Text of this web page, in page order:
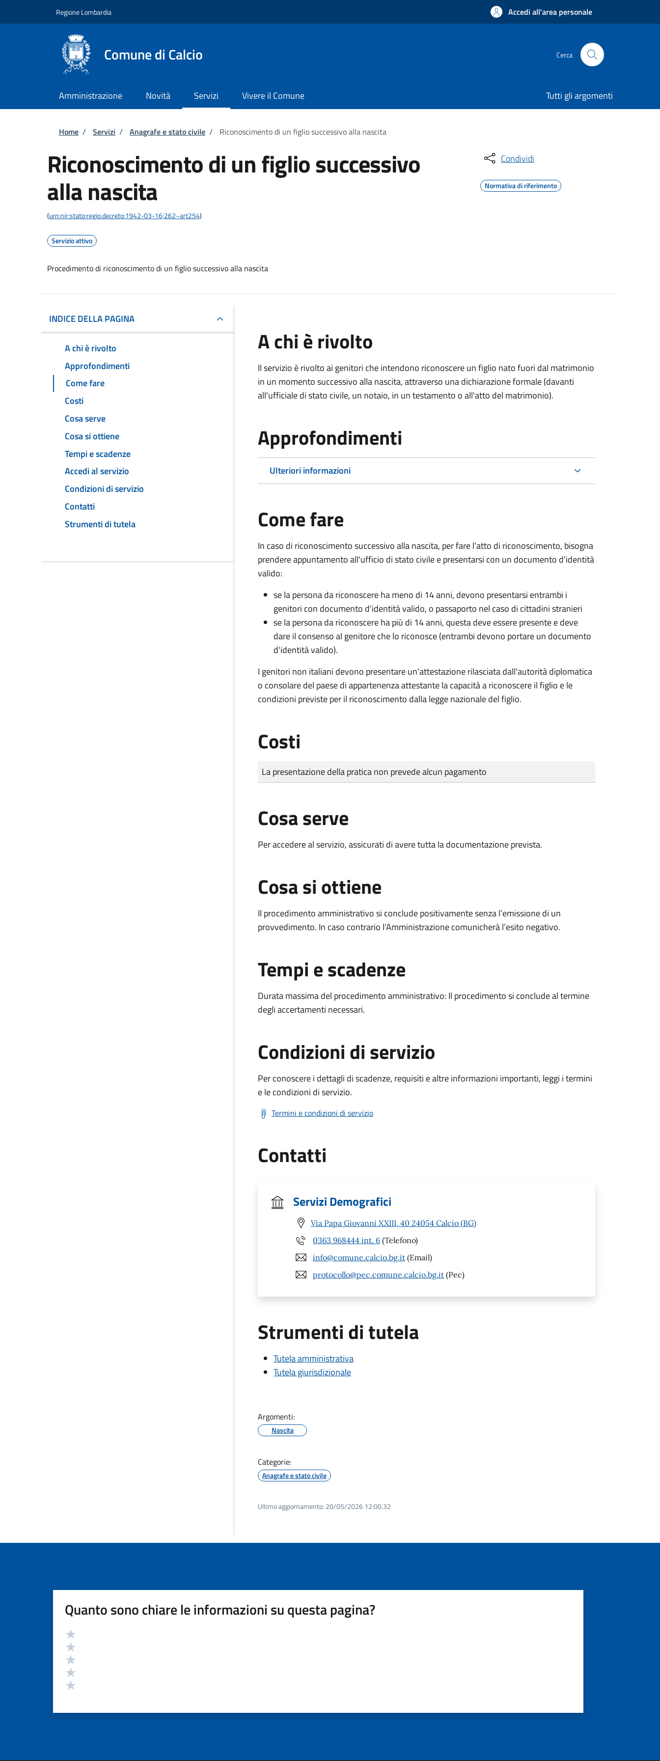
Regione Lombardia Accedi all'area personale
Comune di Calcio Cerca
Amministrazione Novità Servizi Vivere il Comune Tutti gli argomenti
Briciole di pane
Home / Servizi / Anagrafe e stato civile / Riconoscimento di un figlio successivo alla nascita
Riconoscimento di un figlio successivo
alla nascita
(urn:nir:stato:regio.decreto:1942-03-16;262~art254)
Servizio attivo
Procedimento di riconoscimento di un figlio successivo alla nascita
Condividi
Normativa di riferimento
INDICE DELLA PAGINA
A chi è rivolto
Approfondimenti
Come fare
Costi
Cosa serve
Cosa si ottiene
Tempi e scadenze
Accedi al servizio
Condizioni di servizio
Contatti
Strumenti di tutela
A chi è rivolto
Il servizio è rivolto ai genitori che intendono riconoscere un figlio nato fuori dal matrimonio
in un momento successivo alla nascita, attraverso una dichiarazione formale (davanti
all'ufficiale di stato civile, un notaio, in un testamento o all'atto del matrimonio).
Approfondimenti
Ulteriori informazioni
Come fare
In caso di riconoscimento successivo alla nascita, per fare l'atto di riconoscimento, bisogna
prendere appuntamento all'ufficio di stato civile e presentarsi con un documento d'identità
valido:
se la persona da riconoscere ha meno di 14 anni, devono presentarsi entrambi i
genitori con documento d'identità valido, o passaporto nel caso di cittadini stranieri
se la persona da riconoscere ha più di 14 anni, questa deve essere presente e deve
dare il consenso al genitore che lo riconosce (entrambi devono portare un documento
d'identità valido).
I genitori non italiani devono presentare un'attestazione rilasciata dall'autorità diplomatica
o consolare del paese di appartenenza attestante la capacità a riconoscere il figlio e le
condizioni previste per il riconoscimento dalla legge nazionale del figlio.
Costi
Tipo di pagamento
Importo
La presentazione della pratica non prevede alcun pagamento
Cosa serve
Per accedere al servizio, assicurati di avere tutta la documentazione prevista.
Cosa si ottiene
Il procedimento amministrativo si conclude positivamente senza l’emissione di un
provvedimento. In caso contrario l’Amministrazione comunicherà l’esito negativo.
Tempi e scadenze
Durata massima del procedimento amministrativo: Il procedimento si conclude al termine
degli accertamenti necessari.
Condizioni di servizio
Per conoscere i dettagli di scadenze, requisiti e altre informazioni importanti, leggi i termini
e le condizioni di servizio.
Termini e condizioni di servizio
Contatti
Servizi Demografici
Via Papa Giovanni XXIII, 40 24054 Calcio (BG)
0363 968444 int. 6 (Telefono)
info@comune.calcio.bg.it (Email)
protocollo@pec.comune.calcio.bg.it (Pec)
Strumenti di tutela
Tutela amministrativa
Tutela giurisdizionale
Argomenti:
Nascita
Categorie:
Anagrafe e stato civile
Ultimo aggiornamento: 20/05/2026 12:00.32
Quanto sono chiare le informazioni su questa pagina?
Valutazione